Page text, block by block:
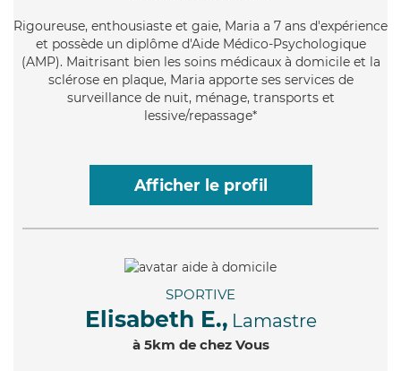
Rigoureuse, enthousiaste et gaie, Maria a 7 ans d'expérience
et possède un diplôme d'Aide Médico-Psychologique
(AMP). Maitrisant bien les soins médicaux à domicile et la
sclérose en plaque, Maria apporte ses services de
surveillance de nuit, ménage, transports et
lessive/repassage*
Afficher le profil
SPORTIVE
Elisabeth E., Lamastre
à 5km de chez Vous